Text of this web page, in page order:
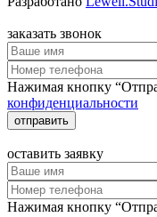
заказать звонок
Нажимая кнопку
конфиденциальности
отправить
оставить заявку
Нажимая кнопку